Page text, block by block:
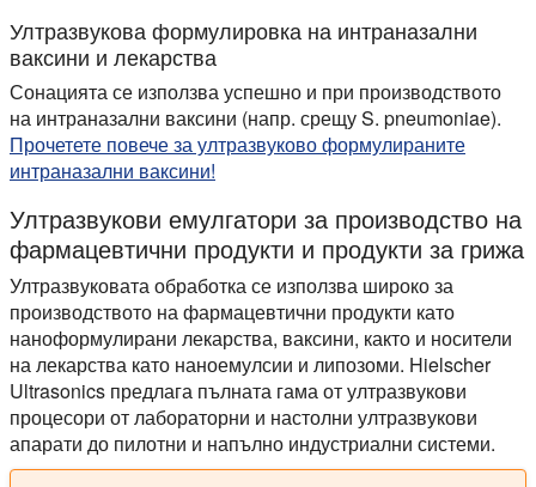
Ултразвукова формулировка на интраназални
ваксини и лекарства
Сонацията се използва успешно и при производството
на интраназални ваксини (напр. срещу S. pneumoniae).
Прочетете повече за ултразвуково формулираните
интраназални ваксини!
Ултразвукови емулгатори за производство на
фармацевтични продукти и продукти за грижа
Ултразвуковата обработка се използва широко за
производството на фармацевтични продукти като
наноформулирани лекарства, ваксини, както и носители
на лекарства като наноемулсии и липозоми. Hielscher
Ultrasonics предлага пълната гама от ултразвукови
процесори от лабораторни и настолни ултразвукови
апарати до пилотни и напълно индустриални системи.